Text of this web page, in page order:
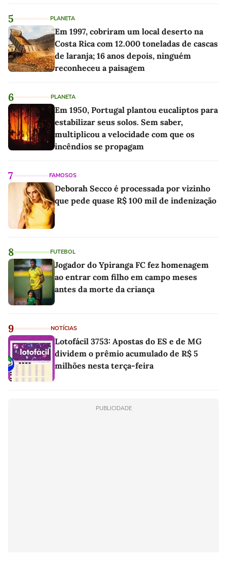
5 PLANETA
Em 1997, cobriram um local deserto na
Costa Rica com 12.000 toneladas de cascas
de laranja; 16 anos depois, ninguém
reconheceu a paisagem
6 PLANETA
Em 1950, Portugal plantou eucaliptos para
estabilizar seus solos. Sem saber,
multiplicou a velocidade com que os
incêndios se propagam
7 FAMOSOS
Deborah Secco é processada por vizinho
que pede quase R$ 100 mil de indenização
8 FUTEBOL
Jogador do Ypiranga FC fez homenagem
ao entrar com filho em campo meses
antes da morte da criança
9 NOTÍCIAS
Lotofácil 3753: Apostas do ES e de MG
dividem o prêmio acumulado de R$ 5
milhões nesta terça-feira
PUBLICIDADE